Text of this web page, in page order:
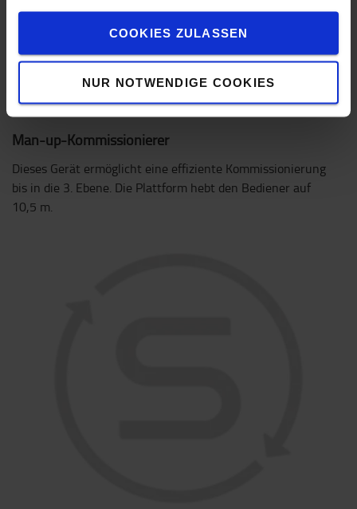
gesammelt haben.
COOKIES ZULASSEN
NUR NOTWENDIGE COOKIES
Man-up-Kommissionierer
Dieses Gerät ermöglicht eine effiziente Kommissionierung
bis in die 3. Ebene. Die Plattform hebt den Bediener auf
10,5 m.